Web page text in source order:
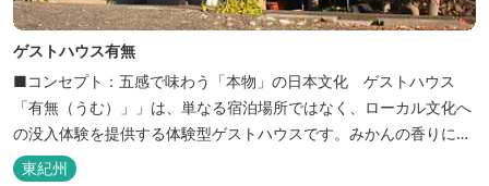
ゲストハウス有無
■コンセプト：五感で味わう「本物」の日本文化 ゲストハウス
「有無（うむ）」」は、単なる宿泊場所ではなく、ローカル文化へ
の没入体験を提供する体験型ゲストハウスです。みかんの香りに包
まれ、歴史ある世界遺産を巡り、日本の原風景に触れる。「本物」
東紀州